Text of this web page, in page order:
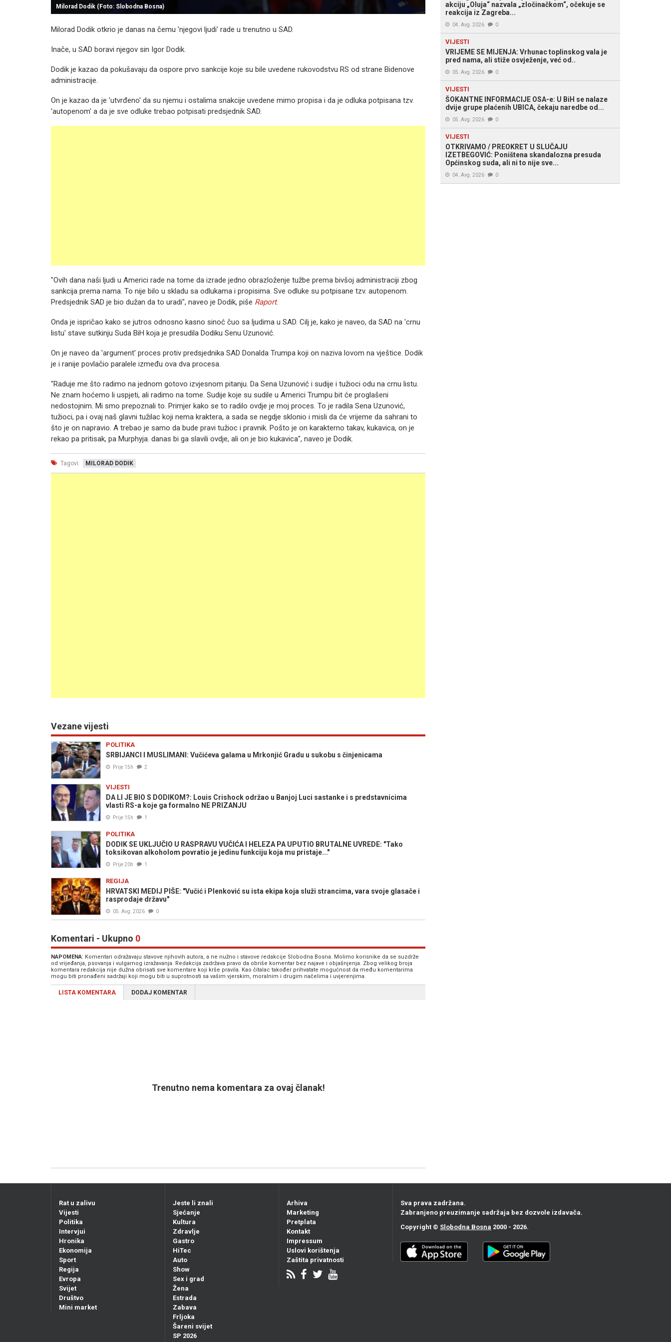
Milorad Dodik (Foto: Slobodna Bosna)
Milorad Dodik otkrio je danas na čemu 'njegovi ljudi' rade u trenutno u SAD.
Inače, u SAD boravi njegov sin Igor Dodik.
Dodik je kazao da pokušavaju da ospore prvo sankcije koje su bile uvedene rukovodstvu RS od strane Bidenove
administracije.
On je kazao da je 'utvrđeno' da su njemu i ostalima snakcije uvedene mimo propisa i da je odluka potpisana tzv.
'autopenom' a da je sve odluke trebao potpisati predsjednik SAD.
"Ovih dana naši ljudi u Americi rade na tome da izrade jedno obrazloženje tužbe prema bivšoj administraciji zbog
sankcija prema nama. To nije bilo u skladu sa odlukama i propisima. Sve odluke su potpisane tzv. autopenom.
Predsjednik SAD je bio dužan da to uradi", naveo je Dodik, piše Raport.
Onda je ispričao kako se jutros odnosno kasno sinoć čuo sa ljudima u SAD. Cilj je, kako je naveo, da SAD na 'crnu
listu' stave sutkinju Suda BiH koja je presudila Dodiku Senu Uzunović.
On je naveo da 'argument' proces protiv predsjednika SAD Donalda Trumpa koji on naziva lovom na vještice. Dodik
je i ranije povlačio paralele između ova dva procesa.
"Raduje me što radimo na jednom gotovo izvjesnom pitanju. Da Sena Uzunović i sudije i tužioci odu na crnu listu.
Ne znam hoćemo li uspjeti, ali radimo na tome. Sudije koje su sudile u Americi Trumpu bit će proglašeni
nedostojnim. Mi smo prepoznali to. Primjer kako se to radilo ovdje je moj proces. To je radila Sena Uzunović,
tužioci, pa i ovaj naš glavni tužilac koji nema kraktera, a sada se negdje sklonio i misli da će vrijeme da sahrani to
što je on napravio. A trebao je samo da bude pravi tužioc i pravnik. Pošto je on karakterno takav, kukavica, on je
rekao pa pritisak, pa Murphyja. danas bi ga slavili ovdje, ali on je bio kukavica", naveo je Dodik.
Tagovi: MILORAD DODIK
Vezane vijesti
POLITIKA
SRBIJANCI I MUSLIMANI: Vučićeva galama u Mrkonjić Gradu u sukobu s činjenicama
Prije 15h 2
VIJESTI
DA LI JE BIO S DODIKOM?: Louis Crishock održao u Banjoj Luci sastanke i s predstavnicima
vlasti RS-a koje ga formalno NE PRIZANJU
Prije 15h 1
POLITIKA
DODIK SE UKLJUČIO U RASPRAVU VUČIĆA I HELEZA PA UPUTIO BRUTALNE UVREDE: "Tako
toksikovan alkoholom povratio je jedinu funkciju koja mu pristaje..."
Prije 20h 1
REGIJA
HRVATSKI MEDIJ PIŠE: "Vučić i Plenković su ista ekipa koja služi strancima, vara svoje glasače i
rasprodaje državu"
05. Avg. 2026 0
Komentari - Ukupno 0
NAPOMENA: Komentari odražavaju stavove njihovih autora, a ne nužno i stavove redakcije Slobodna Bosna. Molimo korisnike da se suzdrže
od vrijeđanja, psovanja i vulgarnog izražavanja. Redakcija zadržava pravo da obriše komentar bez najave i objašnjenja. Zbog velikog broja
komentara redakcija nije dužna obrisati sve komentare koji krše pravila. Kao čitalac također prihvatate mogućnost da među komentarima
mogu biti pronađeni sadržaji koji mogu biti u suprotnosti sa vašim vjerskim, moralnim i drugim načelima i uvjerenjima.
LISTA KOMENTARA DODAJ KOMENTAR
Trenutno nema komentara za ovaj članak!
akciju „Oluja“ nazvala „zločinačkom“, očekuje se
reakcija iz Zagreba...
04. Avg. 2026 0
VIJESTI
VRIJEME SE MIJENJA: Vrhunac toplinskog vala je
pred nama, ali stiže osvježenje, već od..
05. Avg. 2026 0
VIJESTI
ŠOKANTNE INFORMACIJE OSA-e: U BiH se nalaze
dvije grupe plaćenih UBICA, čekaju naredbe od...
05. Avg. 2026 0
VIJESTI
OTKRIVAMO / PREOKRET U SLUČAJU
IZETBEGOVIĆ: Poništena skandalozna presuda
Općinskog suda, ali ni to nije sve...
04. Avg. 2026 0
Rat u zalivu
Vijesti
Politika
Intervjui
Hronika
Ekonomija
Sport
Regija
Evropa
Svijet
Društvo
Mini market
Jeste li znali
Sjećanje
Kultura
Zdravlje
Gastro
HiTec
Auto
Show
Sex i grad
Žena
Estrada
Zabava
Frljoka
Šareni svijet
SP 2026
Arhiva
Marketing
Pretplata
Kontakt
Impressum
Uslovi korištenja
Zaštita privatnosti
Sva prava zadržana.
Zabranjeno preuzimanje sadržaja bez dozvole izdavača.
Copyright © Slobodna Bosna 2000 - 2026.